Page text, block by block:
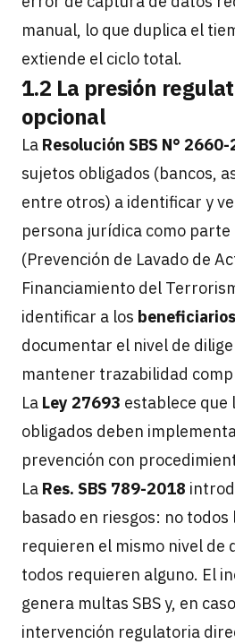
manual, lo que duplica el
extiende el ciclo total.
1.2 La presión
opcional
La Resolución SBS N°
sujetos obligados (bancos,
entre otros) a identificar y
persona jurídica como parte
(Prevención de Lavado de
Financiamiento del
identificar a los
documentar el nivel de
mantener trazabilidad
La Ley 27693 establece que
obligados deben
prevención con
La Res. SBS 789-2018
basado en riesgos: no todos
requieren el mismo nivel de
todos requieren alguno. El
genera multas SBS y, en
intervención regulatoria